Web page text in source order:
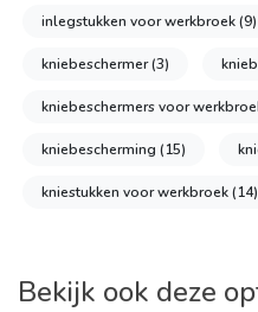
inlegstukken voor werkbroek(9)
kniebeschermer(3)
kniebeschermers voor
kniebescherming (15)
kniestukken voor werkbroek(14)
Bekijk ook deze